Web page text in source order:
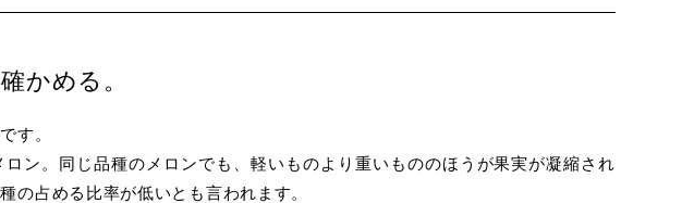
かめる。
す。
ン。同じ品種のメロンでも、軽いものより重いもののほうが果実が凝縮され
の占める比率が低いとも言われます。